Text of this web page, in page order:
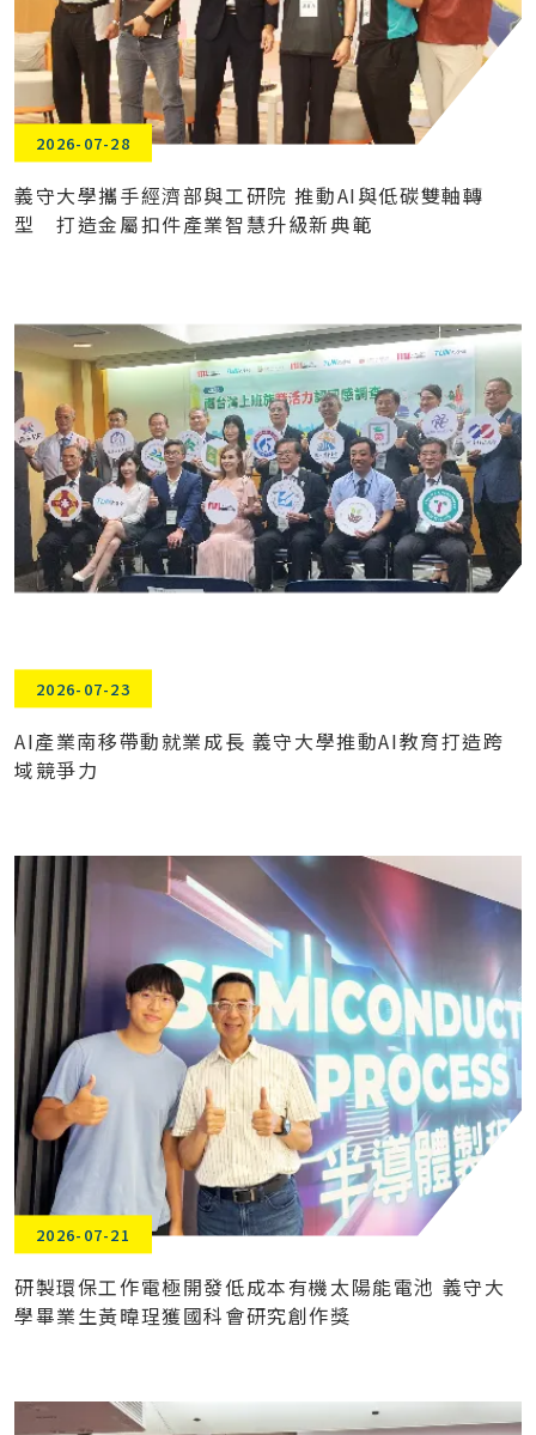
2026-07-28
義守大學攜手經濟部與工研院 推動AI與低碳雙軸轉
型 打造金屬扣件產業智慧升級新典範
2026-07-23
AI產業南移帶動就業成長 義守大學推動AI教育打造跨
域競爭力
2026-07-21
研製環保工作電極開發低成本有機太陽能電池 義守大
學畢業生黃暐珵獲國科會研究創作獎